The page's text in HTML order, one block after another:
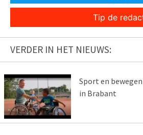
Tip de
VERDER IN HET NIEUWS:
Sport en
in Brabant